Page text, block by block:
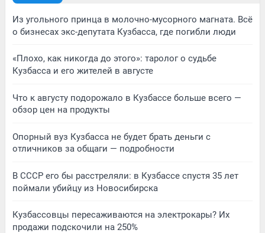
Из угольного принца в молочно-мусорного магната. Всё
о бизнесах экс-депутата Кузбасса, где погибли люди
«Плохо, как никогда до этого»: таролог о судьбе
Кузбасса и его жителей в августе
Что к августу подорожало в Кузбассе больше всего —
обзор цен на продукты
Опорный вуз Кузбасса не будет брать деньги с
отличников за общаги — подробности
В СССР его бы расстреляли: в Кузбассе спустя 35 лет
поймали убийцу из Новосибирска
Кузбассовцы пересаживаются на электрокары? Их
продажи подскочили на 250%